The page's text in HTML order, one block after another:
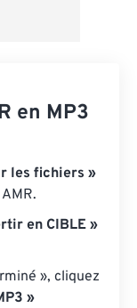
en MP3
les fichiers »
en CIBLE »
», cliquez
»